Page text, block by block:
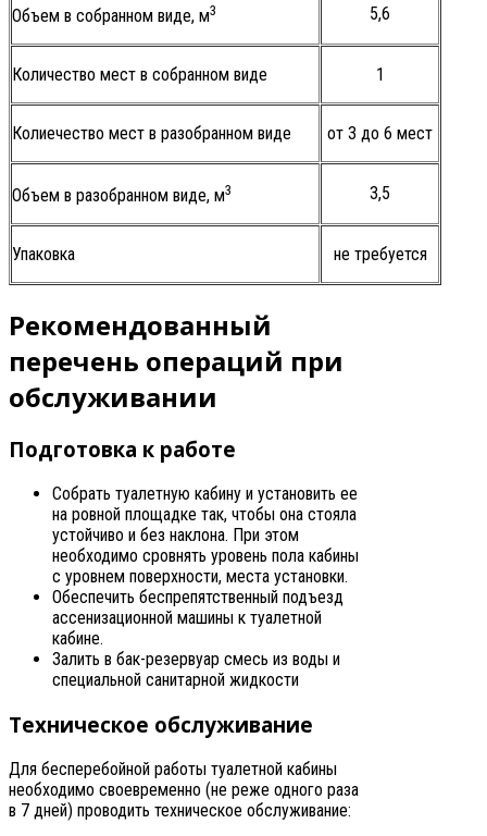
Объем в собранном виде, м3 5,6
Количество мест в собранном виде 1
Колиечество мест в разобранном виде от 3 до 6 мест
Объем в разобранном виде, м3 3,5
Упаковка не требуется
Рекомендованный
перечень операций при
обслуживании
Подготовка к работе
Собрать туалетную кабину и установить ее
на ровной площадке так, чтобы она стояла
устойчиво и без наклона. При этом
необходимо сровнять уровень пола кабины
с уровнем поверхности, места установки.
Обеспечить беспрепятственный подъезд
ассенизационной машины к туалетной
кабине.
Залить в бак-резервуар смесь из воды и
специальной санитарной жидкости
Техническое обслуживание
Для бесперебойной работы туалетной кабины
необходимо своевременно (не реже одного раза
в 7 дней) проводить техническое обслуживание: